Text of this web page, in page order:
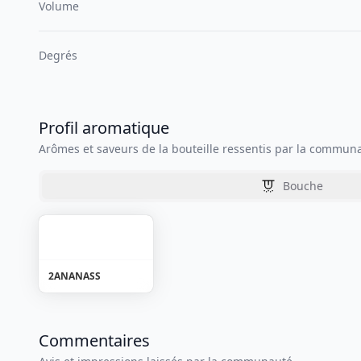
Volume
Degrés
Profil aromatique
Arômes et saveurs de la bouteille ressentis par la
Bouche
2ANANASS
Commentaires